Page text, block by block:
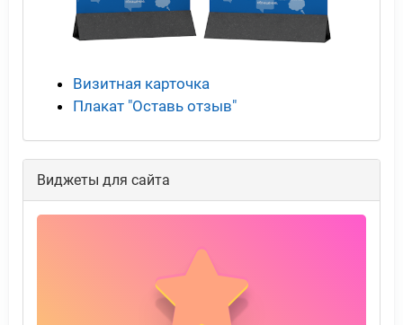
Визитная карточка
Плакат "Оставь отзыв"
Виджеты для сайта